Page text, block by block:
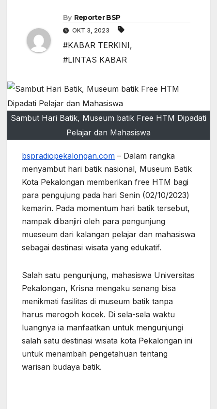
By Reporter BSP
OKT 3, 2023
#KABAR TERKINI,
#LINTAS KABAR
Sambut Hari Batik, Museum batik Free HTM Dipadati
Pelajar dan Mahasiswa
bspradiopekalongan.com – Dalam rangka
menyambut hari batik nasional, Museum Batik
Kota Pekalongan memberikan free HTM bagi
para pengujung pada hari Senin (02/10/2023)
kemarin. Pada momentum hari batik tersebut,
nampak dibanjiri oleh para pengunjung
mueseum dari kalangan pelajar dan mahasiswa
sebagai destinasi wisata yang edukatif.
Salah satu pengunjung, mahasiswa Universitas
Pekalongan, Krisna mengaku senang bisa
menikmati fasilitas di museum batik tanpa
harus merogoh kocek. Di sela-sela waktu
luangnya ia manfaatkan untuk mengunjungi
salah satu destinasi wisata kota Pekalongan ini
untuk menambah pengetahuan tentang
warisan budaya batik.